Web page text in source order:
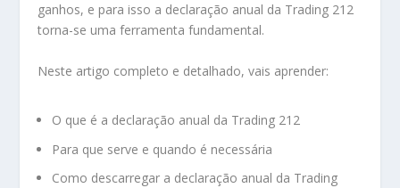
ganhos, e para isso a declaração anual da Trading 212
torna-se uma ferramenta fundamental.
Neste artigo completo e detalhado, vais aprender:
O que é a declaração anual da Trading 212
Para que serve e quando é necessária
Como descarregar a declaração anual da Trading